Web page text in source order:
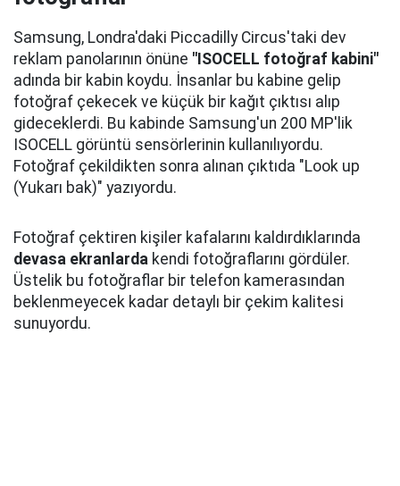
Samsung, Londra'daki Piccadilly Circus'taki dev
reklam panolarının önüne "ISOCELL fotoğraf kabini"
adında bir kabin koydu. İnsanlar bu kabine gelip
fotoğraf çekecek ve küçük bir kağıt çıktısı alıp
gideceklerdi. Bu kabinde Samsung'un 200 MP'lik
ISOCELL görüntü sensörlerinin kullanılıyordu.
Fotoğraf çekildikten sonra alınan çıktıda "Look up
(Yukarı bak)" yazıyordu.
Fotoğraf çektiren kişiler kafalarını kaldırdıklarında
devasa ekranlarda kendi fotoğraflarını gördüler.
Üstelik bu fotoğraflar bir telefon kamerasından
beklenmeyecek kadar detaylı bir çekim kalitesi
sunuyordu.